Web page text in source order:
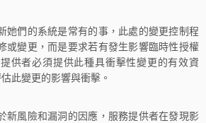
們的系統是常有的事，此處的變更控制程
或變更，而是要求若有發生影響臨時性授權
供者必須提供此種具衝擊性變更的有效資
此變更的影響與衝擊。
風險和漏洞的因應，服務提供者在發現影